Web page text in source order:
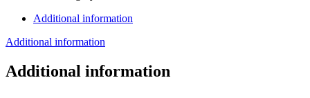
Additional information
Additional information
Additional information